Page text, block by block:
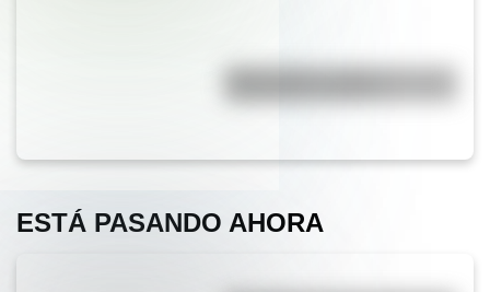
"Hacer agua": origen y
ESTÁ PASANDO AHORA